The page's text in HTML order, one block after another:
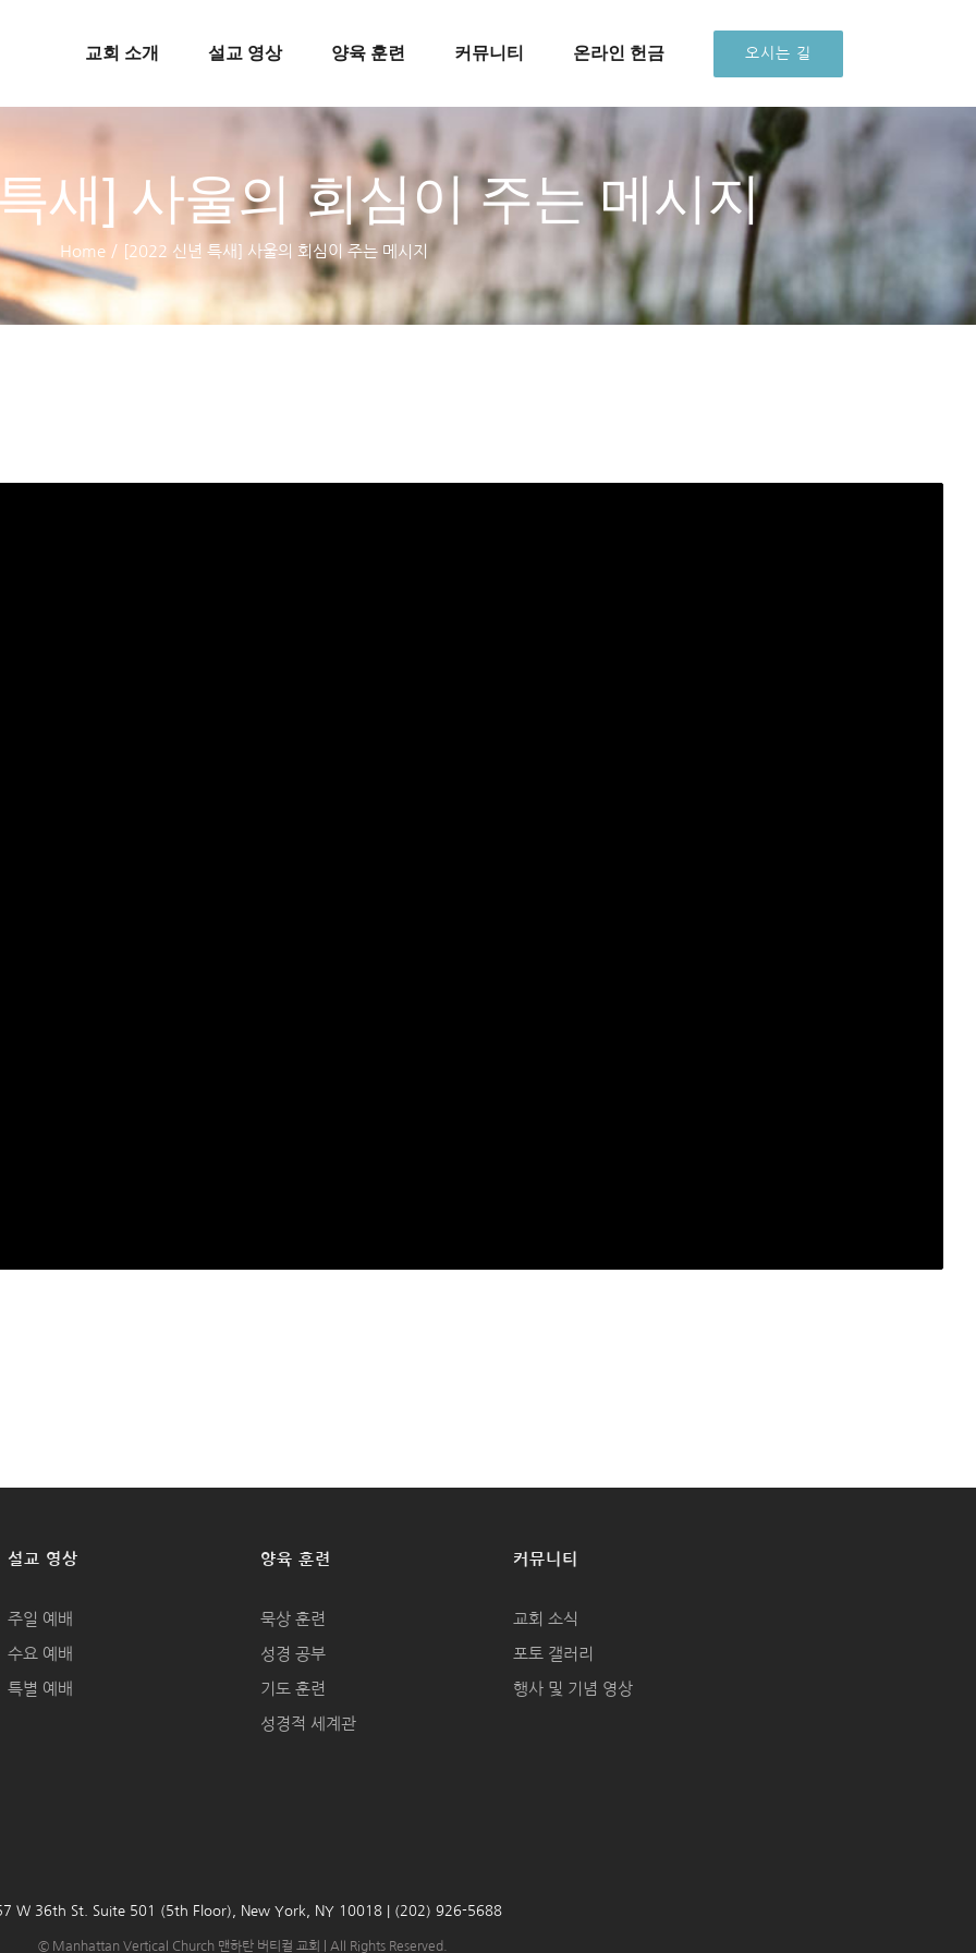
교회 소개 설교 영상 양육 훈련 커뮤니티 온라인 헌금 오시는 길
새] 사울의 회심이 주는 메시지
Home / [2022 신년 특새] 사울의 회심이 주는 메시지
설교 영상
주일 예배
수요 예배
특별 예배
양육 훈련
묵상 훈련
성경 공부
기도 훈련
성경적 세계관
커뮤니티
교회 소식
포토 갤러리
행사 및 기념 영상
W 36th St. Suite 501 (5th Floor), New York, NY 10018 | (202) 926-5688
© Manhattan Vertical Church 맨하탄 버티컬 교회 | All Rights Reserved.